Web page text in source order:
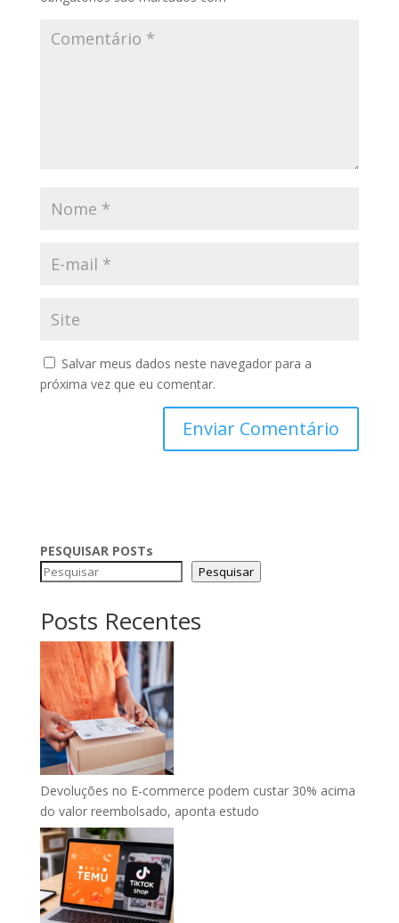
Salvar meus dados neste navegador para a
próxima vez que eu comentar.
PESQUISAR POSTs
Pesquisar
Posts Recentes
Devoluções no E-commerce podem custar 30% acima
do valor reembolsado, aponta estudo